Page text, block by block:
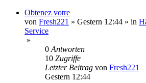
Obtenez votre
von Fresh221 » Gestern 12:44 » in
Service
»
0 Antworten
10 Zugriffe
Letzter Beitrag von Fresh221
Gestern 12:44